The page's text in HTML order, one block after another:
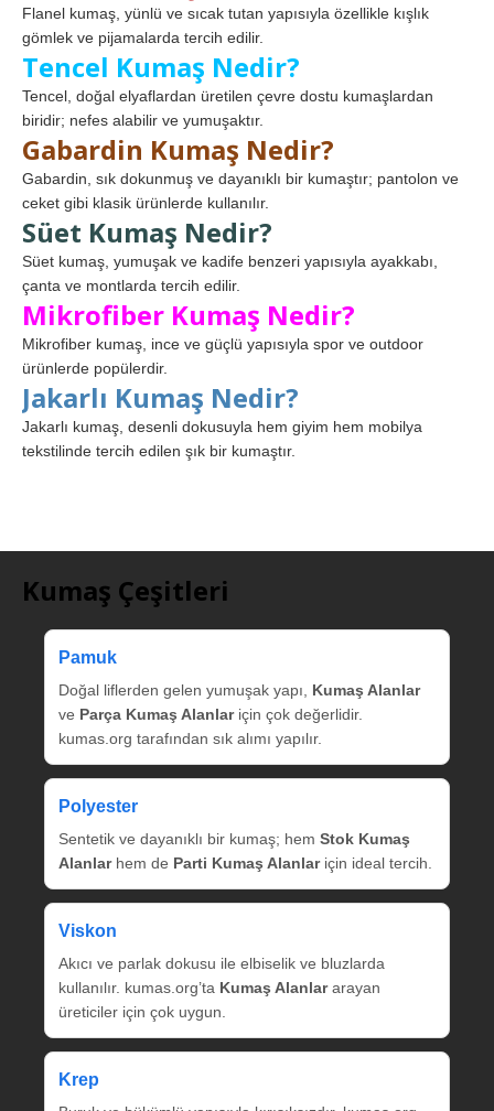
Flanel kumaş, yünlü ve sıcak tutan yapısıyla özellikle kışlık
gömlek ve pijamalarda tercih edilir.
Tencel Kumaş Nedir?
Tencel, doğal elyaflardan üretilen çevre dostu kumaşlardan
biridir; nefes alabilir ve yumuşaktır.
Gabardin Kumaş Nedir?
Gabardin, sık dokunmuş ve dayanıklı bir kumaştır; pantolon ve
ceket gibi klasik ürünlerde kullanılır.
Süet Kumaş Nedir?
Süet kumaş, yumuşak ve kadife benzeri yapısıyla ayakkabı,
çanta ve montlarda tercih edilir.
Mikrofiber Kumaş Nedir?
Mikrofiber kumaş, ince ve güçlü yapısıyla spor ve outdoor
ürünlerde popülerdir.
Jakarlı Kumaş Nedir?
Jakarlı kumaş, desenli dokusuyla hem giyim hem mobilya
tekstilinde tercih edilen şık bir kumaştır.
Kumaş Çeşitleri
Pamuk
Doğal liflerden gelen yumuşak yapı, Kumaş Alanlar
ve Parça Kumaş Alanlariçin çok değerlidir.
kumas.org tarafından sık alımı yapılır.
Polyester
Sentetik ve dayanıklı bir kumaş; hem Stok Kumaş
Alanlarhem de Parti Kumaş Alanlariçin ideal tercih.
Viskon
Akıcı ve parlak dokusu ile elbiselik ve bluzlarda
kullanılır. kumas.org’ta Kumaş Alanlararayan
üreticiler için çok uygun.
Krep